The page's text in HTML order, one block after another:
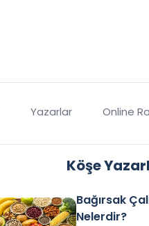
Yazarlar Online
Köşe
Bağırsak
Nelerdir?